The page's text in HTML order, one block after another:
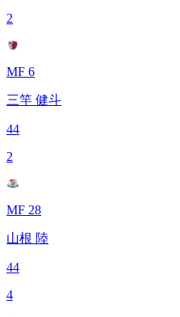
2
MF 6
三竿 健斗
44
2
MF 28
山根 陸
44
4